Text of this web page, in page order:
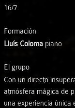
16/7
Formación
Lluís Coloma piano
El grupo
Con un directo
atmósfera mágica de
una experiencia única